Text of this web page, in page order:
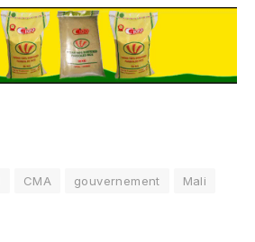
CMA gouvernement
Mali